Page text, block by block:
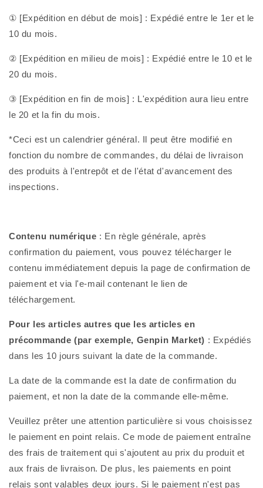
① [Expédition en début de mois] : Expédié entre le 1er et le
10 du mois.
② [Expédition en milieu de mois] : Expédié entre le 10 et le
20 du mois.
③ [Expédition en fin de mois] : L'expédition aura lieu entre
le 20 et la fin du mois.
*Ceci est un calendrier général. Il peut être modifié en
fonction du nombre de commandes, du délai de livraison
des produits à l'entrepôt et de l'état d'avancement des
inspections.
Contenu numérique : En règle générale, après
confirmation du paiement, vous pouvez télécharger le
contenu immédiatement depuis la page de confirmation de
paiement et via l'e-mail contenant le lien de
téléchargement.
Pour les articles autres que les articles en
précommande (par exemple, Genpin Market) : Expédiés
dans les 10 jours suivant la date de la commande.
La date de la commande est la date de confirmation du
paiement, et non la date de la commande elle-même.
Veuillez prêter une attention particulière si vous choisissez
le paiement en point relais. Ce mode de paiement entraîne
des frais de traitement qui s'ajoutent au prix du produit et
aux frais de livraison. De plus, les paiements en point
relais sont valables deux jours. Si le paiement n'est pas